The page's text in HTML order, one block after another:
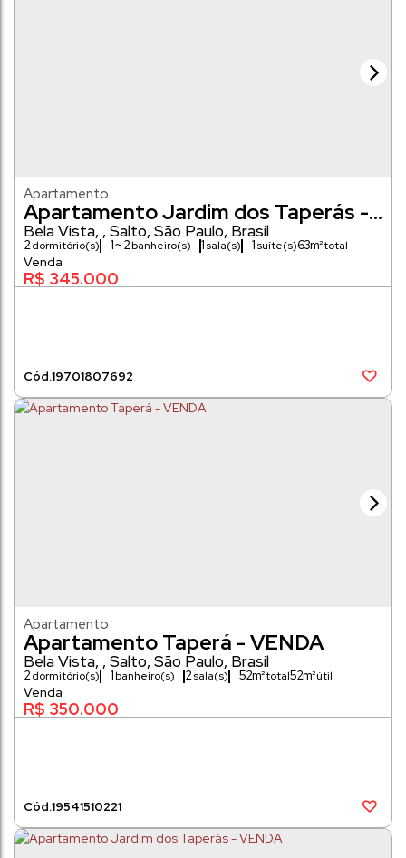
Apartamento Jardim dos Taperás -
VENDA
Apartamento
R$ 345.000
19701807692
Bela Vista , Salto, São Paulo, Brasil
2dormitório(s) 1 ~ 2banheiro(s) 1sala(s) 1 suíte(s)63m²
63m²
Apartamento Taperá - VENDA
Apartamento
R$ 350.000
19541510221
Bela Vista , Salto, São Paulo, Brasil
2dormitório(s) 1banheiro(s) 2sala(s) 52m² 52m²